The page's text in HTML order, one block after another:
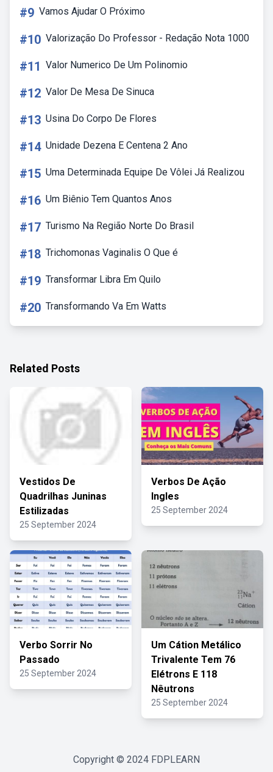
#9 Vamos Ajudar O Próximo
#10 Valorização Do Professor - Redação Nota 1000
#11 Valor Numerico De Um Polinomio
#12 Valor De Mesa De Sinuca
#13 Usina Do Corpo De Flores
#14 Unidade Dezena E Centena 2 Ano
#15 Uma Determinada Equipe De Vôlei Já Realizou
#16 Um Biênio Tem Quantos Anos
#17 Turismo Na Região Norte Do Brasil
#18 Trichomonas Vaginalis O Que é
#19 Transformar Libra Em Quilo
#20 Transformando Va Em Watts
Related Posts
Vestidos De
Quadrilhas Juninas
Estilizadas
25 September 2024
Verbos De Ação
Ingles
25 September 2024
Verbo Sorrir No
Passado
25 September 2024
Um Cátion Metálico
Trivalente Tem 76
Elétrons E 118
Nêutrons
25 September 2024
Copyright © 2024 FDPLEARN